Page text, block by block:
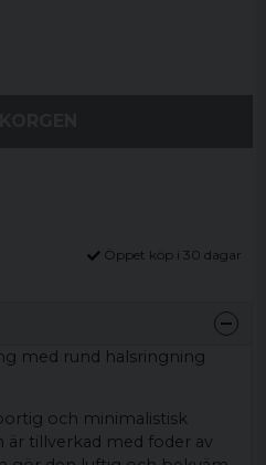
Öppet köp i 30 dagar
med rund halsringning
och minimalistisk
är tillverkad med foder av